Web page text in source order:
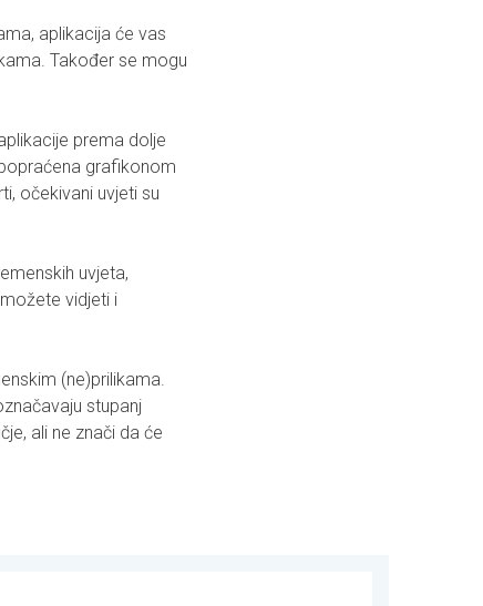
aplikacija će vas
Također se mogu
prema dolje
grafikonom
očekivani uvjeti su
uvjeta,
vidjeti i
(ne)prilikama.
stupanj
ali ne znači da će